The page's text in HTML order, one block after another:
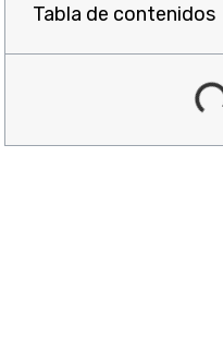
Tabla de contenidos